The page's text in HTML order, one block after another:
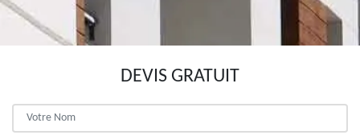
DEVIS GRATUIT